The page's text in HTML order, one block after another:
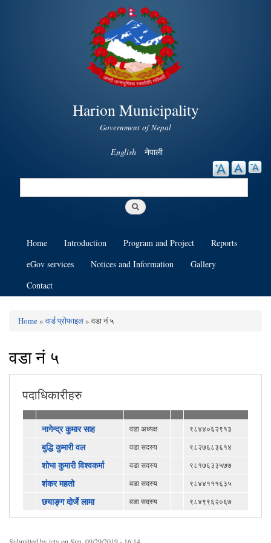
Skip to
main
content
Harion Municipality
Government of Nepal
English नेपाली
Search
Home Introduction Program and Project
Reports
eGov services
Notices and Information
Gallery
Contact
You are here
Home»वार्ड प्रोफाइल» वडा नं ५
वडा नं ५
पदाधिकारीहरु
नागेन्द्र कुमार साह वडा अध्यक्ष ९८४४०६२९१३
बुद्धि कुमारी वल वडा सदस्य ९८२७६८३६१४
शोभा कुमारी विश्वकर्मा वडा सदस्य ९८१७६३३५७७
शंकर महतो वडा सदस्य ९८४४१११६३५
छयाङ्ग दोर्जे लामा वडा सदस्य ९८४९९६२०६७
Submitted byictvon Sun, 09/29/2019 - 16:14